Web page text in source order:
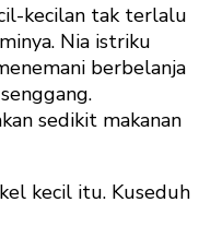
kecilan tak terlalu
Nia istriku
berbelanja
sedikit makanan
kecil itu. Kuseduh